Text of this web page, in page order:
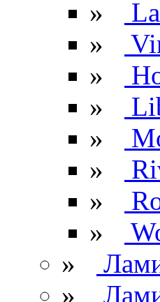
»
»
»
»
»
»
»
»
»
»